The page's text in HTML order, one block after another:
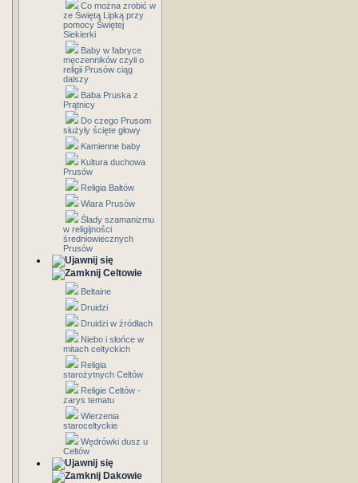
Co można zrobić w
ze Świętą Lipką przy
pomocy Świętej
Siekierki
Baby w fabryce
męczenników czyli o
religii Prusów ciąg
dalszy
Baba Pruska z
Prątnicy
Do czego Prusom
służyły ścięte głowy
Kamienne baby
Kultura duchowa
Prusów
Religia Bałtów
Wiara Prusów
Ślady szamanizmu
w religijności
średniowiecznych
Prusów
Celtowie
Beltaine
Druidzi
Druidzi w źródłach
Niebo i słońce w
mitach celtyckich
Religia
starożytnych Celtów
Religie Celtów -
zarys tematu
Wierzenia
staroceltyckie
Wędrówki dusz u
Celtów
Dakowie